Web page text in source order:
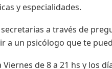
y especialidades.
a través de
a un psicólogo que te
de 8 a 21 hs y los